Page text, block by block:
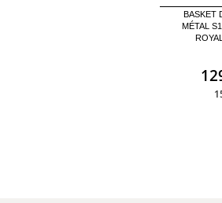
BASKET
MÉTAL